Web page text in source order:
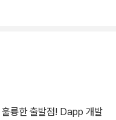
파라미터를 시큐어 해싱
를 활성화하는 데 주력하
키를 보다 안전하게 관리
륭한 출발점! Dapp 개발